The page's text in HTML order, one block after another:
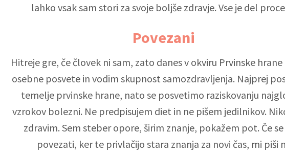
lahko vsak sam stori za svoje boljše zdravje. Vse je del
Povezani
Hitreje gre, če človek ni sam, zato danes v okviru Prvinske hrane
osebne posvete in vodim skupnost samozdravljenja. Najprej
temelje prvinske hrane, nato se posvetimo raziskovanju
vzrokov bolezni. Ne predpisujem diet in ne pišem jedilnikov.
zdravim. Sem steber opore, širim znanje, pokažem pot. Če
povezati, ker te privlačijo stara znanja za novi čas, mi piši